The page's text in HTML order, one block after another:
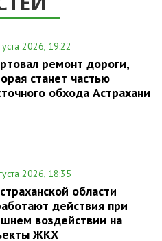
2026, 19:22
ремонт дороги,
станет частью
обхода Астрахани
2026, 18:35
области
действия при
воздействии на
ЖКХ